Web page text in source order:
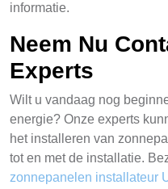
informatie.
Neem Nu
Experts
Wilt u vandaag nog
energie? Onze experts
het installeren van
tot en met de installatie.
zonnepanelen installateur